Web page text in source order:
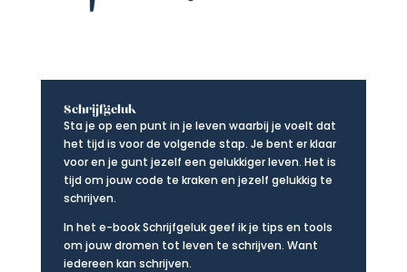
Schrijfgeluk
Sta je op een punt in je leven waarbij je voelt dat
het tijd is voor de volgende stap. Je bent er klaar
voor en je gunt jezelf een gelukkiger leven. Het is
tijd om jouw code te kraken en jezelf gelukkig te
schrijven.
In het e-book Schrijfgeluk geef ik je tips en tools
om jouw dromen tot leven te schrijven. Want
iedereen kan schrijven.